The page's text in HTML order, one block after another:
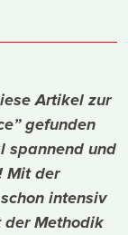
Artikel zur
gefunden
spannend und
Mit der
intensiv
der Methodik